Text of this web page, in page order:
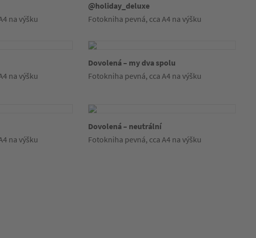
na výšku
@holiday_deluxe
Fotokniha pevná, cca A4 na výšku
na výšku
Dovolená – my dva spolu
Fotokniha pevná, cca A4 na výšku
na výšku
Dovolená – neutrální
Fotokniha pevná, cca A4 na výšku